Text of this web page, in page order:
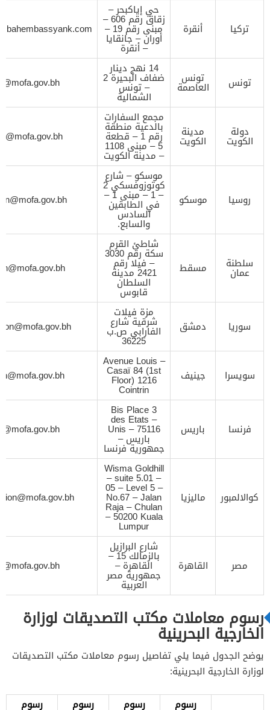
تركيا أنقرة
حي إياكبحر –
زقاق رقم 606 –
مبنى رقم 19 –
أوران – جانقايا
– أنقرة
تونس تونس
العاصمة
14 نهج دينار
ضفاف البحيرة 2
– تونس
الشمالية
دولة
الكويت
مدينة
الكويت
مجمع السفارات
بالدعية منطقة
رقم 1 – قطعة
5 – مبنى 1108
– مدينة الكويت
روسيا موسكو
موسكو – شارع
كوتوزوفسكي 2
– 1 – مبنى 1 –
في الطابقين
السادس
والسابع.
سلطنة
عمان مسقط
شاطئ القرم
سكة رقم 3030
– فيلا رقم
2421 مدينة
السلطان
قابوس
سوريا دمشق
مزة فيلات
شرقية شارع
الفارابي ص.ب
36225
سويسرا جينيف
Avenue Louis –
Casaï 84 (1st
Floor) 1216
Cointrin
فرنسا باريس
3 Bis Place
des Etats –
Unis – 75116
باريس –
جمهورية فرنسا
كوالالمبور ماليزيا
Wisma Goldhill
– suite 5.01 –
05 – Level 5 –
No.67 – Jalan
Raja – Chulan
– 50200 Kuala
Lumpur
مصر القاهرة
شارع البرازيل
بالزمالك 15 –
القاهرة –
جمهورية مصر
العربية
رسوم معاملات مكتب التصديقات لوزارة
الخارجية البحرينية
يوضح الجدول فيما يلي تفاصيل رسوم معاملات مكتب التصديقات
لوزارة الخارجية البحرينية:
رسوم
رسوم رسوم رسوم